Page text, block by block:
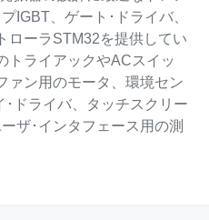
IGBT、ゲート･ドライバ、
ローラSTM32を提供してい
トライアックやACスイッ
ァン用のモータ、環境セン
ドライバ、タッチスクリー
ザ･インタフェース用の測